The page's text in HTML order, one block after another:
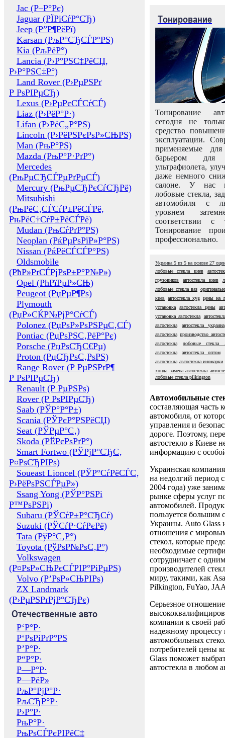
Jac (Р–Р°Рє)
Jaguar (РЇРіСѓР°СЂ)
Jeep (Р”Р¶РёРї)
Karsan (РљР°СЂСЃР°РЅ)
Kia (РљРёР°)
Lancia (Р›Р°РЅС‡РёСЏ,
Р›Р°РЅС‡Р°)
Land Rover (Р›РµРЅРґ
Р РѕРІРµСЂ)
Lexus (Р›РµРєСЃСѓСЃ)
Liaz (Р›РёР°Р·)
Lifan (Р›РёС„Р°РЅ)
Lincoln (Р›РёРЅРєРѕР»СЊРЅ)
Man (РњР°РЅ)
Mazda (РњР°Р·РґР°)
Mercedes
(РњРµСЂСЃРµРґРµСЃ)
Mercury (РњРµСЂРєСѓСЂРё)
Mitsubishi
(РњРёС‚СЃСѓР±РёСЃРё,
РњРёС†СѓР±РёСЃРё)
Mudan (РњСѓРґР°РЅ)
Neoplan (РќРµРѕРїР»Р°РЅ)
Nissan (РќРёСЃСЃР°РЅ)
Oldsmobile
(РћР»РґСЃРјРѕР±Р°Р№Р»)
Opel (РћРїРµР»СЊ)
Peugeot (РџРµР¶Рѕ)
Plymouth
(РџР»СЌР№РјР°СѓСЃ)
Polonez (РџРѕР»РѕРЅРµС‚СЃ)
Pontiac (РџРѕРЅС‚РёР°Рє)
Porsche (РџРѕСЂС€Рµ)
Proton (РџСЂРѕС‚РѕРЅ)
Range Rover (Р РµРЅРґР¶
Р РѕРІРµСЂ)
Renault (Р РµРЅРѕ)
Rover (Р РѕРІРµСЂ)
Saab (РЎР°Р°Р±)
Scania (РЎРєР°РЅРёСЏ)
Seat (РЎРµР°С‚)
Skoda (РЁРєРѕРґР°)
Smart Fortwo (РЎРјР°СЂС‚
Р¤РѕСЂРІРѕ)
Soueast Lioncel (РЎР°СѓРёСЃС‚
Р›РёРѕРЅСЃРµР»)
Ssang Yong (РЎР°РЅРі
Р™РѕРЅРі)
Subaru (РЎСѓР±Р°СЂСѓ)
Suzuki (РЎСѓР·СѓРєРё)
Tata (РўР°С‚Р°)
Toyota (РўРѕР№РѕС‚Р°)
Volkswagen
(Р¤РѕР»СЊРєСЃРІР°РіРµРЅ)
Volvo (Р’РѕР»СЊРІРѕ)
ZX Landmark
(Р›РµРЅРґРјР°СЂРє)
Отечественные авто
Р‘Р°Р·
Р‘РѕРіРґР°РЅ
Р’Р°Р·
Р“Р°Р·
Р—Р°Р·
Р—РёР»
РљР°РјР°Р·
РљСЂР°Р·
Р›Р°Р·
РњР°Р·
РњРѕСЃРєРІРёС‡
Тонирование
Тонирование
сегодня не
средство
эксплуатации.
применяемые
барьером для
ультрафиолета,
даже немного
салоне. У нас
лобовые стекла,
автомобиля с
уровнем
соответствии с
Тонирование
профессионально.
Украина 5 из 5 на основе 27
лобовые стекла киев
грузовиков
автостекла киев
лобовые стекла ваз
киев автостекла xyg цены на
установка
автостекла цены
установка автостекла
автостекла
автостекла украина
автостекла производство
автостекла
лобовые стекла
автостекла
автостекла оптом
автостекла автостекла иномарки
хонда замена автостекла
лобовые стекла pilkington
Автомобильные
составляющая часть
автомобиля, от
управления и
дороге. Поэтому,
автостекло в Киеве
информацию с
Украинская
на недолгий период
2004 года) уже
рынке сферы услуг
автомобилей.
пользуется большим
Украины. Auto Glass
отношения с
стекол, которые
необходимые
сотрудничает с
производителей
миру, такими, как
Pilkington, FuYao,
Серьезное отношение
компании к своей
надежному процессу
автомобильных
потребителей цены
Glass поможет
автостекла в любом